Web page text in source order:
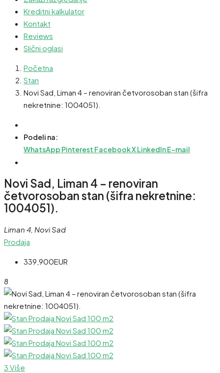
Kreditni kalkulator
Kontakt
Reviews
Slični oglasi
Početna
Stan
Novi Sad, Liman 4 – renoviran četvorosoban stan (šifra
nekretnine: 1004051).
Podeli na:
WhatsApp Pinterest FacebookXLinkedInE-mail
Novi Sad, Liman 4 – renoviran
četvorosoban stan (šifra nekretnine:
1004051).
Liman 4, Novi Sad
Prodaja
339,900EUR
8
3 Više